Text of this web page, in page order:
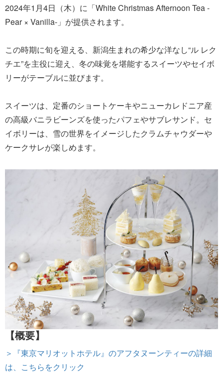
2024年1月4日（木）に「White Christmas Afternoon Tea -
Pear × Vanilla-」が提供されます。
この時期に旬を迎える、新潟生まれの希少な洋なし“ル レク
チエ”を主役に迎え、冬の味覚を堪能するスイーツやセイボ
リーがテーブルに並びます。
スイーツは、定番のショートケーキやニューカレドニア産
の高級バニラビーンズを使ったパフェやサブレサンド。セ
イボリーは、雪の世界をイメージしたクラムチャウダーや
ケークサレが楽しめます。
【概要】
＞『東京マリオットホテル』のアフタヌーンティーの詳細
は、こちらをクリック